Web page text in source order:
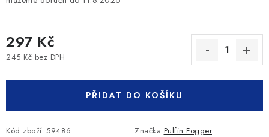
297 Kč
245 Kč bez DPH
PŘIDAT DO KOŠÍKU
Kód zboží: 59486 Značka:Pulfin Fogger